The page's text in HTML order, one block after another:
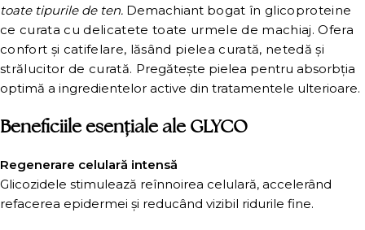
toate tipurile de ten. Demachiant bogat în glicoproteine
ce curata cu delicatete toate urmele de machiaj. Ofera
confort și catifelare, lăsând pielea curată, netedă și
strălucitor de curată. Pregătește pielea pentru absorbția
optimă a ingredientelor active din tratamentele ulterioare.
Beneficiile esențiale ale GLYCO
Regenerare celulară intensă
Glicozidele stimulează reînnoirea celulară, accelerând
refacerea epidermei și reducând vizibil ridurile fine.